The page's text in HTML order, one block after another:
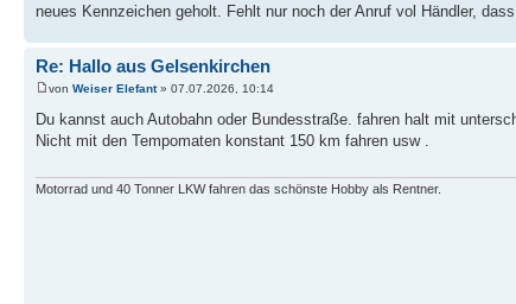
neues Kennzeichen geholt. Fehlt nur noch der Anruf vol Händler,
Re: Hallo aus Gelsenkirchen
von Weiser Elefant» 07.07.2026, 10:14
Du kannst auch Autobahn oder Bundesstraße. fahren halt mit
Nicht mit den Tempomaten konstant 150 km fahren usw .
Motorrad und 40 Tonner LKW fahren das schönste Hobby als Rentner.